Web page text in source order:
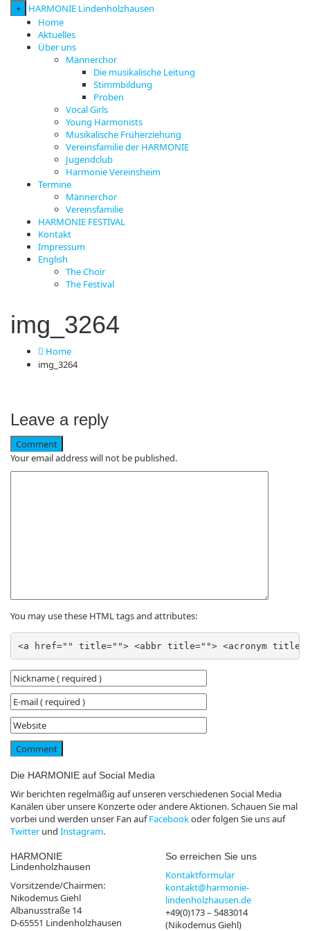
+
HARMONIE Lindenholzhausen
Home
Aktuelles
Über uns
Männerchor
Die musikalische Leitung
Stimmbildung
Proben
Vocal Girls
Young Harmonists
Musikalische Früherziehung
Vereinsfamilie der HARMONIE
Jugendclub
Harmonie Vereinsheim
Termine
Männerchor
Vereinsfamilie
HARMONIE FESTIVAL
Kontakt
Impressum
English
The Choir
The Festival
img_3264
Home
img_3264
Leave a reply
Comment
Your email address will not be published.
You may use these HTML tags and attributes:
<a href="" title=""> <abbr title=""> <acronym
Die HARMONIE auf Social Media
Wir berichten regelmäßig auf unseren verschiedenen Social Media
Kanälen über unsere Konzerte oder andere Aktionen. Schauen Sie mal
vorbei und werden unser Fan aufFacebookoder folgen Sie uns auf
Twitterund Instagram.
HARMONIE
Lindenholzhausen
Vorsitzende/Chairmen:
Nikodemus Giehl
Albanusstraße 14
D-65551 Lindenholzhausen
So erreichen Sie uns
Kontaktformular
kontakt@harmonie-
lindenholzhausen.de
+49(0)173 – 5483014
(Nikodemus Giehl)